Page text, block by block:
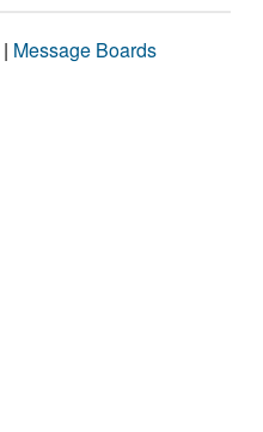
| Message Boards